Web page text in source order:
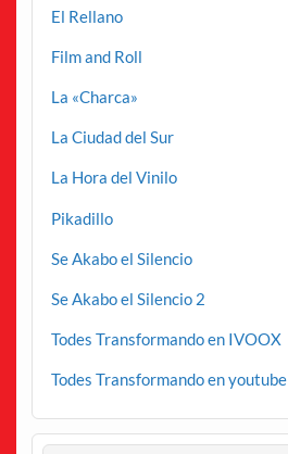
El Rellano
Film and Roll
La «Charca»
La Ciudad del Sur
La Hora del Vinilo
Pikadillo
Se Akabo el Silencio
Se Akabo el Silencio 2
Todes Transformando en IVOOX
Todes Transformando en youtube